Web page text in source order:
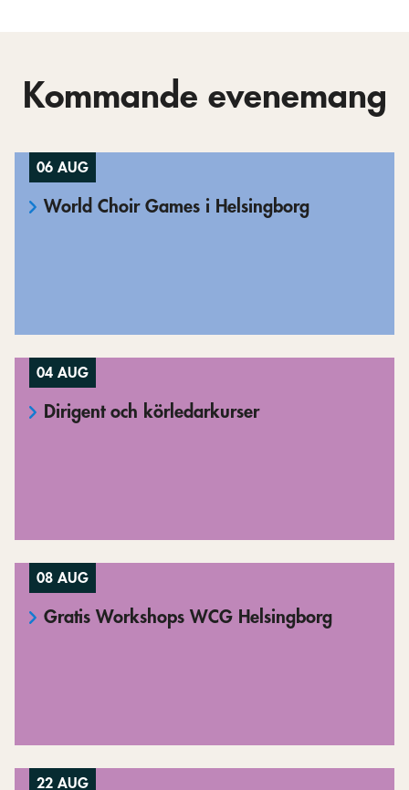
Kommande evenemang
06 AUG
World Choir Games i Helsingborg
04 AUG
Dirigent och körledarkurser
08 AUG
Gratis Workshops WCG Helsingborg
22 AUG